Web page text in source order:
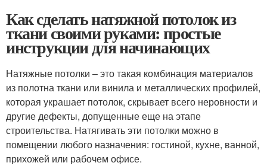
Как сделать натяжной потолок из
ткани своими руками: простые
инструкции для начинающих
Натяжные потолки – это такая комбинация материалов
из полотна ткани или винила и металлических профилей,
которая украшает потолок, скрывает всего неровности и
другие дефекты, допущенные еще на этапе
строительства. Натягивать эти потолки можно в
помещении любого назначения: гостиной, кухне, ванной,
прихожей или рабочем офисе.